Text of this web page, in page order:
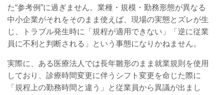
た“参考例”に過ぎません。業種・規模・勤務形態が異なる
中小企業がそれをそのまま使えば、現場の実態とズレが生
じ、トラブル発生時に「規程が適用できない」「逆に従業
員に不利と判断される」という事態になりかねません。
実際に、ある医療法人では長年雛形のまま就業規則を使用
しており、診療時間変更に伴うシフト変更を命じた際に
「規程上の勤務時間と違う」と従業員から異議が出まし